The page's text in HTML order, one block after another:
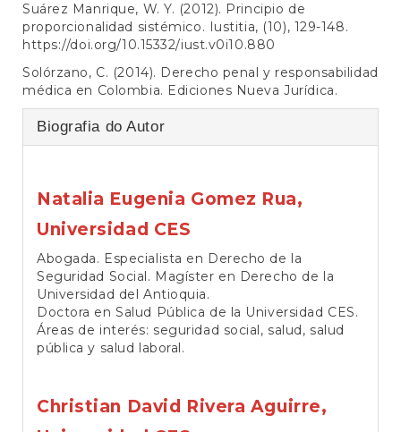
Suárez Manrique, W. Y. (2012). Principio de
proporcionalidad sistémico. Iustitia, (10), 129-148.
https://doi.org/10.15332/iust.v0i10.880
Solórzano, C. (2014). Derecho penal y responsabilidad
médica en Colombia. Ediciones Nueva Jurídica.
Biografia do Autor
Natalia Eugenia Gomez Rua,
Universidad CES
Abogada. Especialista en Derecho de la
Seguridad Social. Magíster en Derecho de la
Universidad del Antioquia.
Doctora en Salud Pública de la Universidad CES.
Áreas de interés: seguridad social, salud, salud
pública y salud laboral.
Christian David Rivera Aguirre,